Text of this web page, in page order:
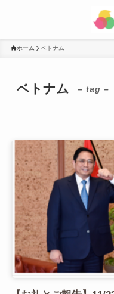
ホーム ベトナム
ベトナム – tag –